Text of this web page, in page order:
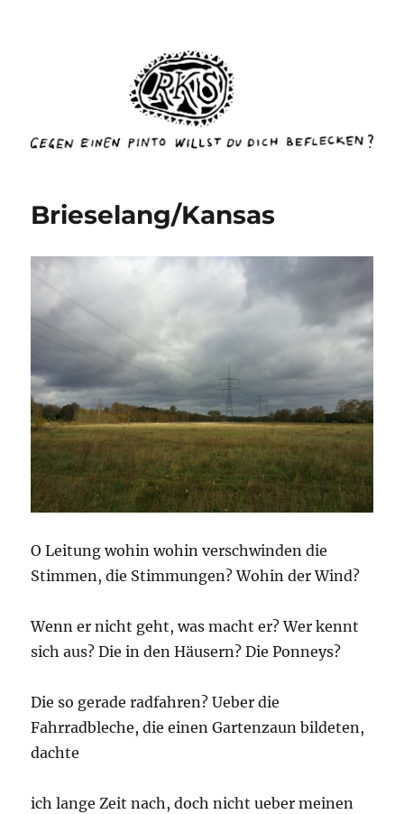
rottenkinckschow
Brieselang/Kansas
O Leitung wohin wohin verschwinden die
Stimmen, die Stimmungen? Wohin der Wind?
Wenn er nicht geht, was macht er? Wer kennt
sich aus? Die in den Häusern? Die Ponneys?
Die so gerade radfahren? Ueber die
Fahrradbleche, die einen Gartenzaun bildeten,
dachte
ich lange Zeit nach, doch nicht ueber meinen